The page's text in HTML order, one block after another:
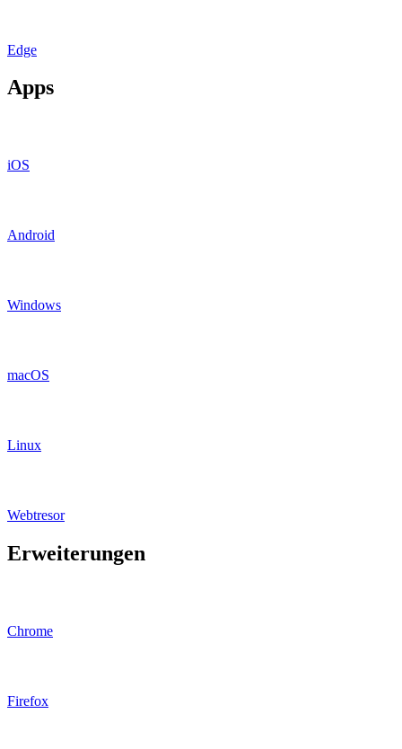
Edge
Apps
iOS
Android
Windows
macOS
Linux
Webtresor
Erweiterungen
Chrome
Firefox